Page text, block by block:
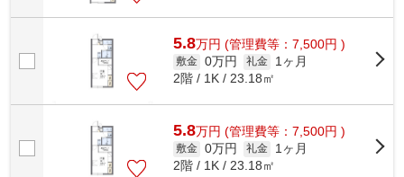
5.8万円 (管理費等：7,500円 )
敷金 0万円 礼金
1ヶ月
2階 / 1K / 23.18㎡
5.8万円 (管理費等：7,500円 )
敷金 0万円 礼金
1ヶ月
2階 / 1K / 23.18㎡